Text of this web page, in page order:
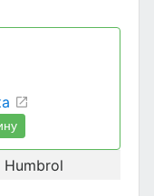
Humbrol